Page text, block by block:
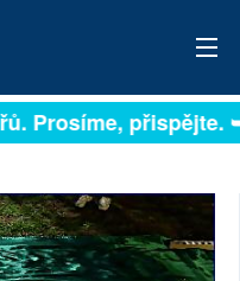
Prosíme,